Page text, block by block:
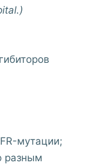
мутации;
разным